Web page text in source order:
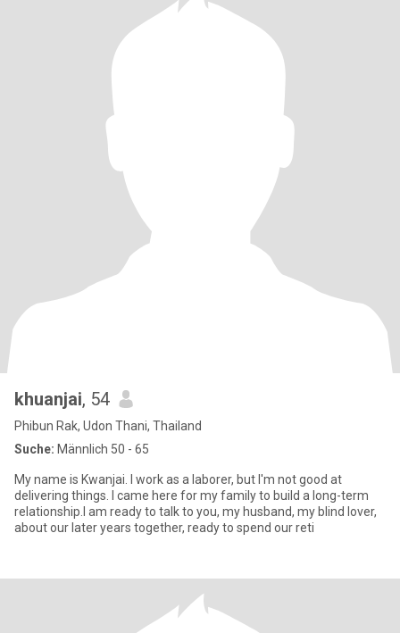
khuanjai, 54
Phibun Rak, Udon Thani, Thailand
Suche: Männlich 50 - 65
My name is Kwanjai. I work as a laborer, but I'm not good at
delivering things. I came here for my family to build a long-term
relationship.I am ready to talk to you, my husband, my blind lover,
about our later years together, ready to spend our reti